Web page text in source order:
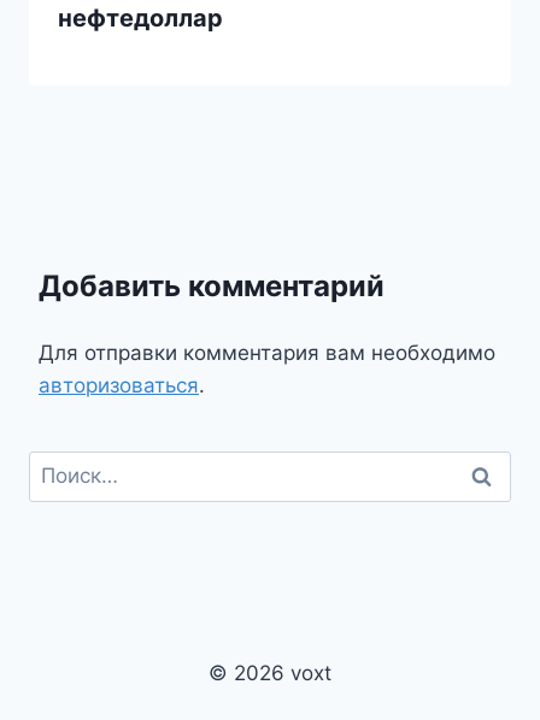
нефтедоллар
Добавить комментарий
Для отправки комментария вам необходимо
авторизоваться.
Найти:
© 2026 voxt